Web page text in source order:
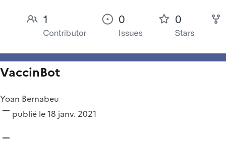
VaccinBot
Yoan Bernabeu
publié le 18 janv. 2021